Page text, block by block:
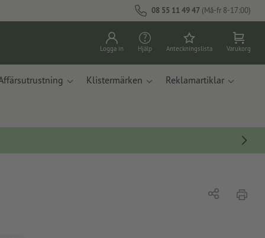
08 55 11 49 47 (Må-fr 8-17:00)
Logga in Hjälp Anteckningslista Varukorg
Klistermärken Reklamartiklar
Dela